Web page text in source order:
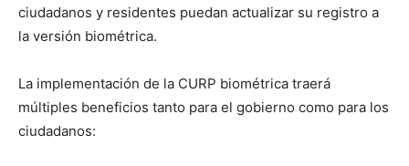
ciudadanos y residentes puedan actualizar su registro a
la versión biométrica.
La implementación de la CURP biométrica traerá
múltiples beneficios tanto para el gobierno como para los
ciudadanos: